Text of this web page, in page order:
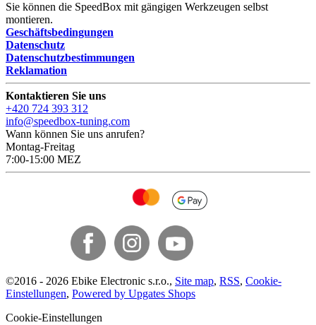
Sie können die SpeedBox mit gängigen Werkzeugen selbst
montieren.
Geschäftsbedingungen
Datenschutz
Datenschutzbestimmungen
Reklamation
Kontaktieren Sie uns
+420 724 393 312
info@speedbox-tuning.com
Wann können Sie uns anrufen?
Montag-Freitag
7:00-15:00 MEZ
©2016 - 2026 Ebike Electronic s.r.o., Site map, RSS, Cookie-
Einstellungen, Powered by Upgates Shops
Cookie-Einstellungen